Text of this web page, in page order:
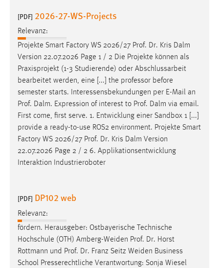
[PDF] 2026-27-WS-Projects
Relevanz:
Projekte Smart Factory WS 2026/27 Prof. Dr. Kris Dalm
Version 22.07.2026 Page 1 / 2 Die Projekte können als
Praxisprojekt (1-3 Studierende) oder Abschlussarbeit
bearbeitet werden, eine [...] the professor before
semester starts. Interessensbekundungen per E-Mail an
Prof. Dalm. Expression of interest to Prof. Dalm via email.
First come, first serve. 1. Entwicklung einer Sandbox 1 [...]
provide a ready-to-use ROS2 environment. Projekte Smart
Factory WS 2026/27 Prof. Dr. Kris Dalm Version
22.07.2026 Page 2 / 2 6. Applikationsentwicklung
Interaktion Industrieroboter
[PDF] DP102 web
Relevanz:
fördern. Herausgeber: Ostbayerische Technische
Hochschule (OTH) Amberg-Weiden Prof. Dr. Horst
Rottmann und Prof. Dr. Franz Seitz Weiden Business
School Presserechtliche Verantwortung: Sonja Wiesel
STATISTIK
Statistik Cookies erfassen Informationen anonym.
Diese Informationen helfen uns zu verstehen, wie
unsere Besucher unsere Website nutzen.
Matomo
Name:
_pk_ref, _pk_cvar, _pk_id, _pk_ses
Zweck:
Max. 13 Monate
MARKETING
Marketing Cookies werden von Drittanbietern
verwendet, um personalisierte Werbung anzuzeigen.